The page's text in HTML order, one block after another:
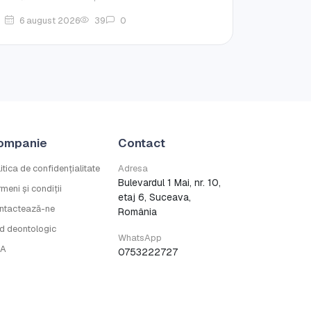
6 august 2026
39 0
de confidențialitate
și condiții
ne
deontologic
Contact
Adresa
Bulevardul 1 Mai, nr. 10,
etaj 6, Suceava,
România
WhatsApp
0753222727